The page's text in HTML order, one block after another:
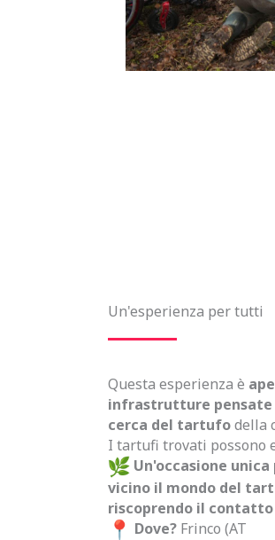
Un'esperienza per tutti
Questa esperienza è
infrastrutture
cerca del tartufodella
I tartufi trovati possono
Un'occasione
vicino il mondo del
riscoprendo il
Dove? Frinco (AT